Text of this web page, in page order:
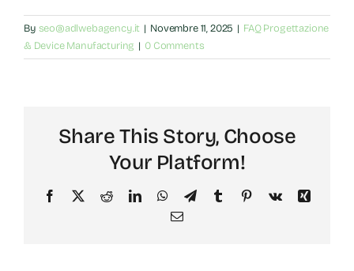
By seo@adlwebagency.it | Novembre 11, 2025 | FAQ Progettazione
& Device Manufacturing | 0 Comments
Share This Story, Choose
Your Platform!
Facebook
X RedditLinkedInWhatsApp
TelegramTumblr PinterestVk
Xing
Email